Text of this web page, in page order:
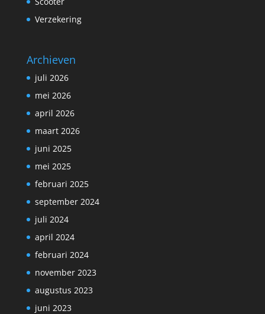
Verzekering
Archieven
juli 2026
mei 2026
april 2026
maart 2026
juni 2025
mei 2025
februari 2025
september 2024
juli 2024
april 2024
februari 2024
november 2023
augustus 2023
juni 2023